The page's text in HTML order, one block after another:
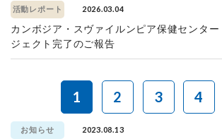
活動レポート 2026.03.04
カンボジア・スヴァイルンピア保健センタ
ジェクト完了のご報告
1 2 3 4
お知らせ 2023.08.13